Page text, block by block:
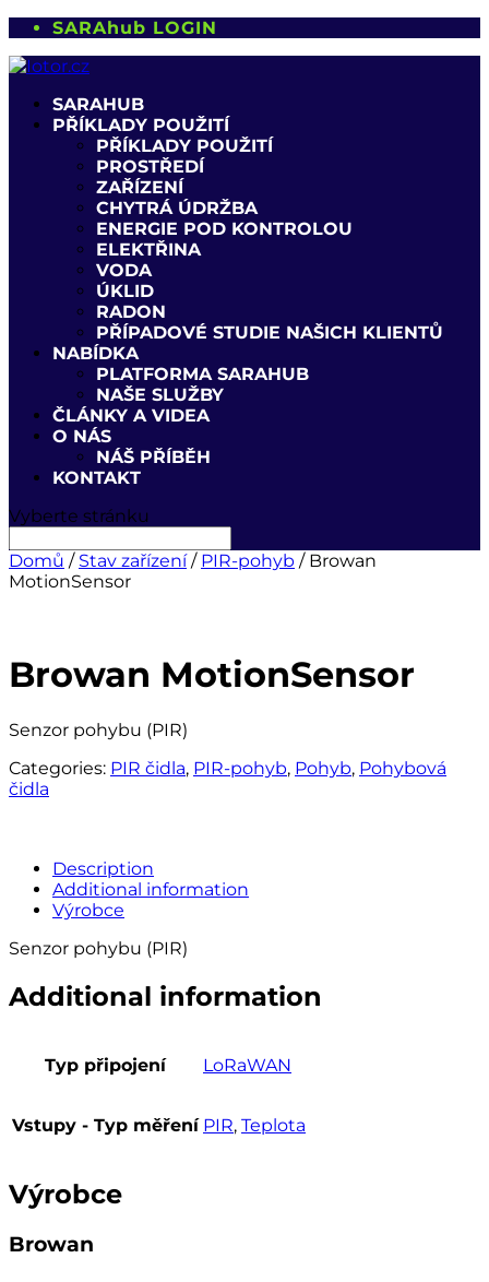
SARAhub LOGIN
SARAHUB
PŘÍKLADY POUŽITÍ
PŘÍKLADY POUŽITÍ
PROSTŘEDÍ
ZAŘÍZENÍ
CHYTRÁ ÚDRŽBA
ENERGIE POD KONTROLOU
ELEKTŘINA
VODA
ÚKLID
RADON
PŘÍPADOVÉ STUDIE NAŠICH KLIENTŮ
NABÍDKA
PLATFORMA SARAHUB
NAŠE SLUŽBY
ČLÁNKY A VIDEA
O NÁS
NÁŠ PŘÍBĚH
KONTAKT
Vyberte stránku
Domů / Stav zařízení / PIR-pohyb
MotionSensor
Browan MotionSensor
Senzor pohybu (PIR)
Categories: PIR čidla, PIR-pohyb, Pohyb, Pohybová
čidla
Description
Additional information
Výrobce
Senzor pohybu (PIR)
Additional information
Typ připojení LoRaWAN
Vstupy - Typ měření PIR, Teplota
Výrobce
Browan